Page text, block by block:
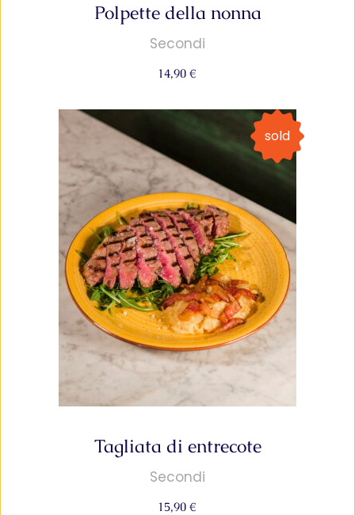
Polpette della nonna
Secondi
14,90 €
sold
Tagliata di entrecote
Secondi
15,90 €